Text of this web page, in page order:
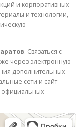
и корпоративных
и технологии,
. Связаться с
через электронную
дополнительных
сети и сайт
официальных